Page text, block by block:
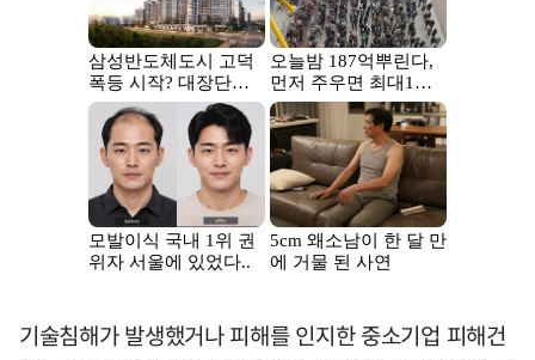
기술침해가 발생했거나 피해를 인지한 중소기업 피해건